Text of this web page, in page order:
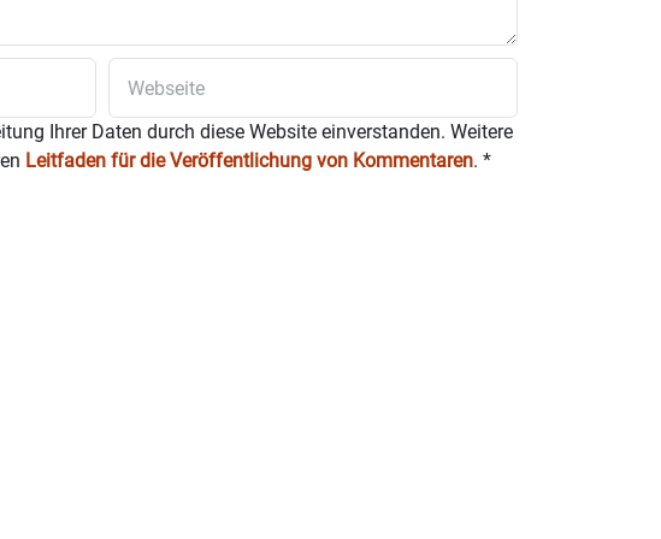
weiter zu fördern, ergreift das
zwischen 16 und 18 Uhr statt.
Ihrer Daten durch diese Website einverstanden. Weitere
Leitfaden für die Veröffentlichung von Kommentaren. *